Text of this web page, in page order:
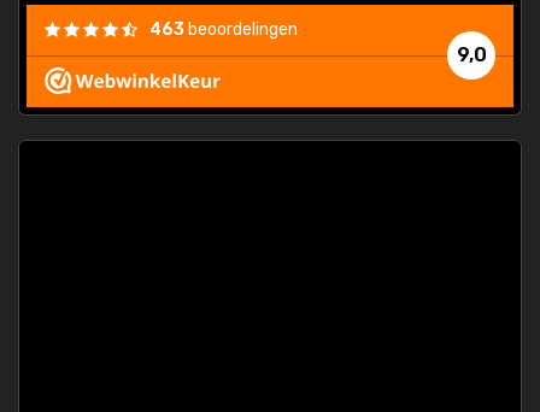
9,0
463 beoordelingen